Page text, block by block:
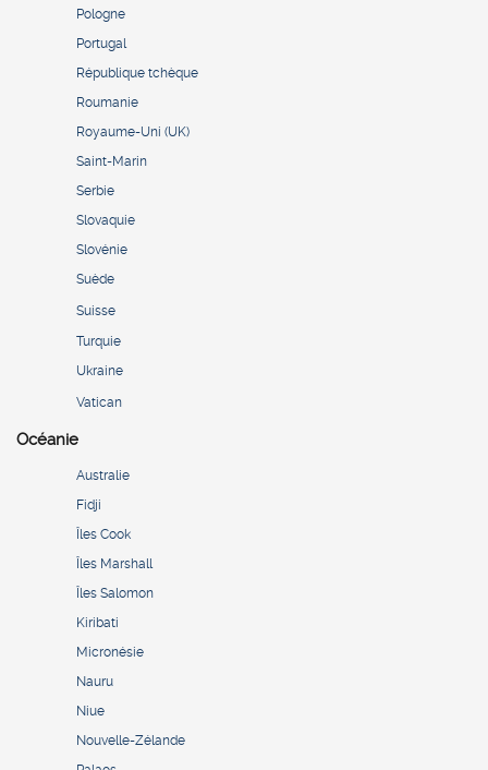
Pologne
Portugal
République tchèque
Roumanie
Royaume-Uni (UK)
Saint-Marin
Serbie
Slovaquie
Slovénie
Suède
Suisse
Turquie
Ukraine
Vatican
Océanie
Australie
Fidji
Îles Cook
Îles Marshall
Îles Salomon
Kiribati
Micronésie
Nauru
Niue
Nouvelle-Zélande